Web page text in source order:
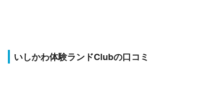
いしかわ体験ランドClubの口コミ